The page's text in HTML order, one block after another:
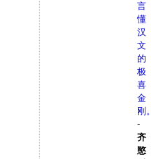
言
懂
汉
文
的
极
喜
金
刚
-
齐
愍